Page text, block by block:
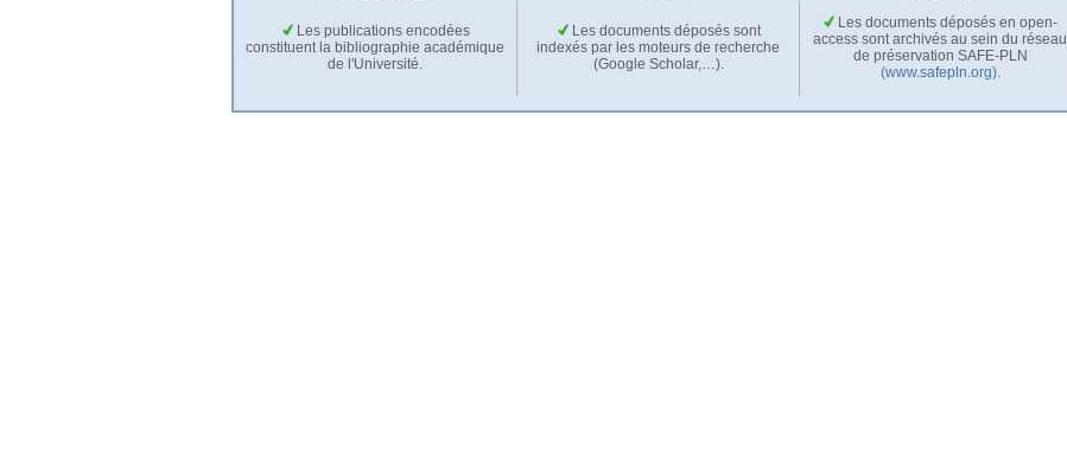
Les publications encodées
constituent la bibliographie académique
de l'Université.
Les documents déposés sont
indexés par les moteurs de recherche
(Google Scholar,…).
Les documents déposés en open-
access sont archivés au sein du réseau
de préservation SAFE-PLN
(www.safepln.org).